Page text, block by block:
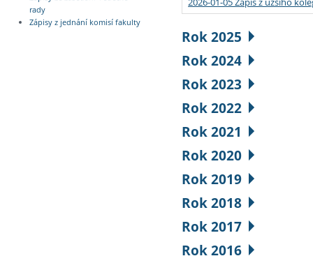
rady
Zápisy z jednání komisí fakulty
Rok 2025
Rok 2024
Rok 2023
Rok 2022
Rok 2021
Rok 2020
Rok 2019
Rok 2018
Rok 2017
Rok 2016